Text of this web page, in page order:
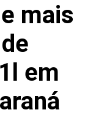
mais
em